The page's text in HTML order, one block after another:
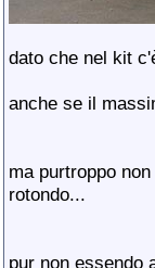
dato che nel kit
anche se il
ma purtroppo
rotondo...
pur non essendo